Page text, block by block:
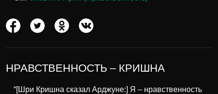
НРАВСТВЕННОСТЬ – КРИШНА
“[Шри Кришна сказал Арджуне:] Я – нравственность